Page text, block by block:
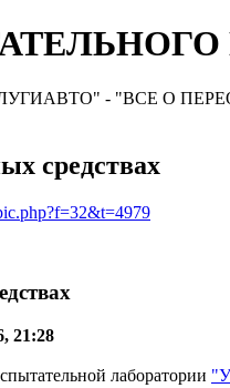
- "ВСЕ О
средствах
21:28
лаборатории